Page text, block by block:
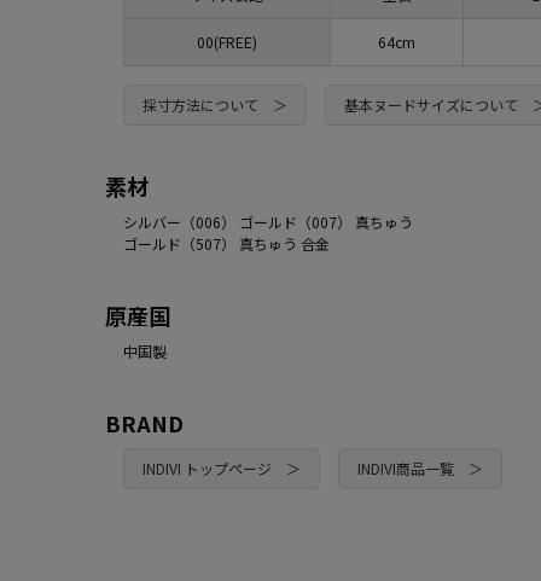
00(FREE) 64cm
採寸方法について ＞ 基本ヌードサイズについて
素材
シルバー（006） ゴールド（007） 真ちゅう
ゴールド（507） 真ちゅう 合金
原産国
中国製
BRAND
INDIVI トップページ ＞ INDIVI商品一覧 ＞